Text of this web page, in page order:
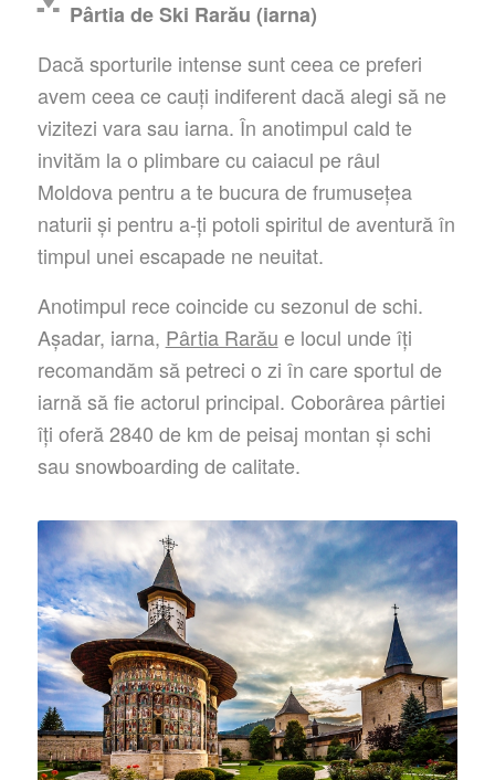
Pârtia de Ski Rarău (iarna)
Dacă sporturile intense sunt ceea ce preferi
avem ceea ce cauți indiferent dacă alegi să ne
vizitezi vara sau iarna. În anotimpul cald te
invităm la o plimbare cu caiacul pe râul
Moldova pentru a te bucura de frumusețea
naturii și pentru a-ți potoli spiritul de aventură în
timpul unei escapade ne neuitat.
Anotimpul rece coincide cu sezonul de schi.
Așadar, iarna, Pârtia Rarău e locul unde îți
recomandăm să petreci o zi în care sportul de
iarnă să fie actorul principal. Coborârea pârtiei
îți oferă 2840 de km de peisaj montan și schi
sau snowboarding de calitate.